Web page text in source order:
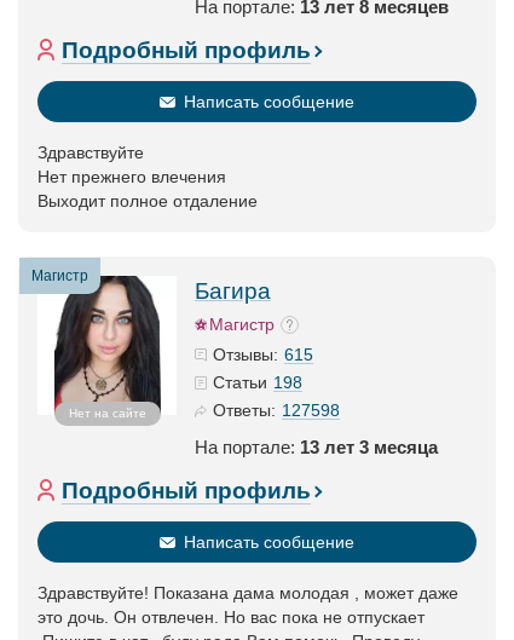
На портале: 13 лет 8 месяцев
Подробный профиль
Написать сообщение
Здравствуйте
Нет прежнего влечения
Выходит полное отдаление
Магистр
Нет на сайте
Багира
Магистр
Отзывы: 615
Статьи 198
Ответы: 127598
На портале: 13 лет 3 месяца
Подробный профиль
Написать сообщение
Здравствуйте! Показана дама молодая , может даже
это дочь. Он отвлечен. Но вас пока не отпускает